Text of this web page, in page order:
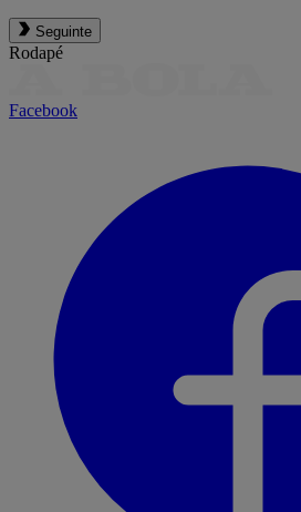
Seguinte
Rodapé
Facebook